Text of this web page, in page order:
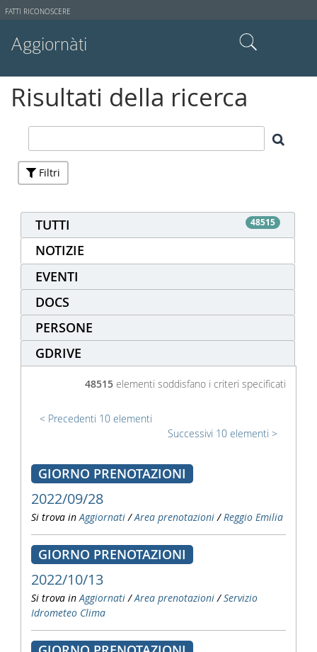
Strumenti
FATTI RICONOSCERE
Aggiornàti
Ricerca avanzata…
Risultati della ricerca
Filtri
TUTTI 48515
NOTIZIE
EVENTI
DOCS
PERSONE
GDRIVE
48515 elementi soddisfano i criteri specificati
Precedenti 10 elementi
Successivi 10 elementi
GIORNO PRENOTAZIONI
2022/09/28
Si trova in Aggiornati /Area prenotazioni /Reggio Emilia
GIORNO PRENOTAZIONI
2022/10/13
Si trova in Aggiornati /Area prenotazioni /Servizio
Idrometeo Clima